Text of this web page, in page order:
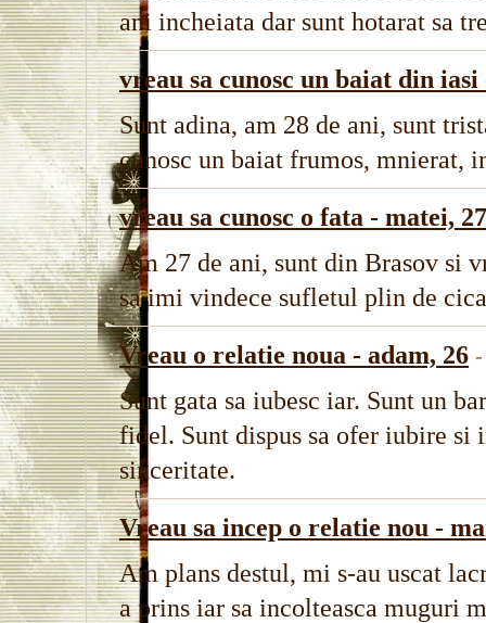
ani incheiata dar sunt hotarat sa
vreau sa cunosc un baiat din
Sunt adina, am 28 de ani, sunt
cunosc un baiat frumos, mnierat,
vreau sa cunosc o fata - matei, 27
Am 27 de ani, sunt din Brasov si
sa imi vindece sufletul plin de
Vreau o relatie noua - adam, 26
Sunt gata sa iubesc iar. Sunt un
fidel. Sunt dispus sa ofer iubire si
sinceritate.
Vreau sa incep o relatie nou -
Am plans destul, mi s-au uscat
a prins iar sa incolteasca muguri